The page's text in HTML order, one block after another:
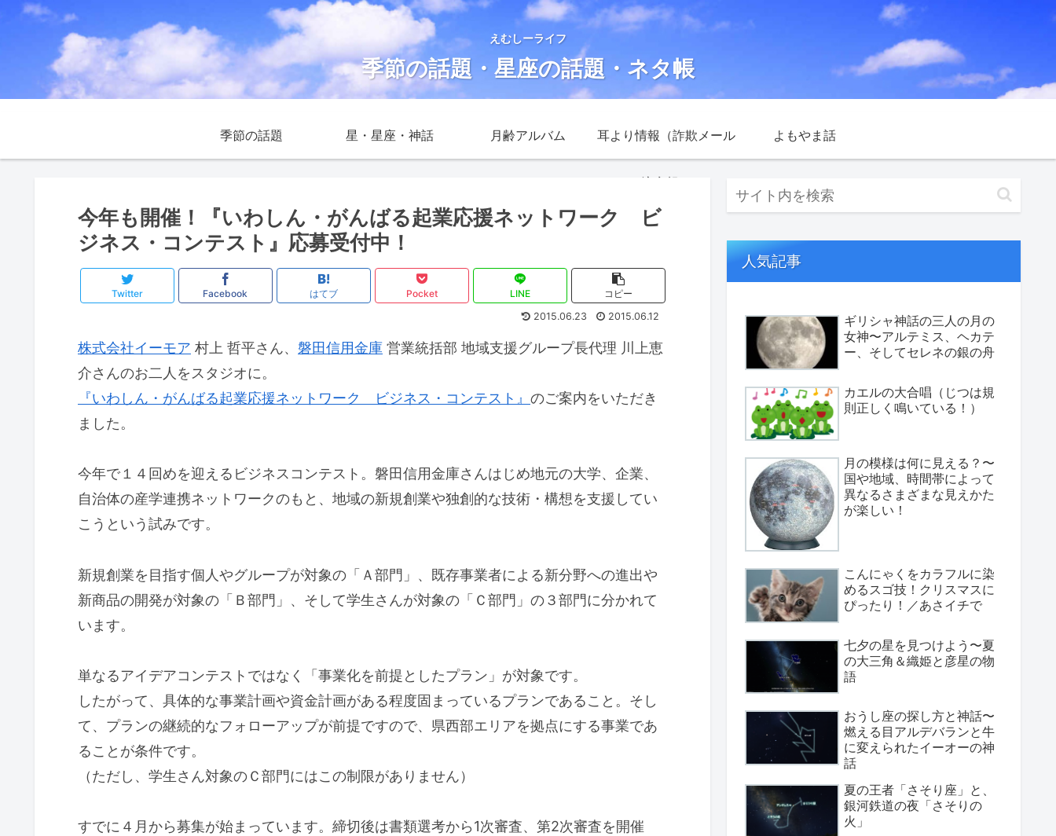
えむしーライフ
季節の話題・星座の話題・ネタ帳
季節の話題 星・星座・神話 月齢アルバム 耳より情報（詐欺メール
注意報）
よもやま話
今年も開催！『いわしん・がんばる起業応援ネットワーク ビ
ジネス・コンテスト』応募受付中！
Twitter Facebook はてブ Pocket LINE
コピー
2015.06.23
2015.06.12
株式会社イーモア 村上 哲平さん、 磐田信用金庫 営業統括部 地域支援グループ長代理 川上恵
介さんのお二人をスタジオに。
『いわしん・がんばる起業応援ネットワーク ビジネス・コンテスト』 のご案内をいただき
ました。
今年で１４回めを迎えるビジネスコンテスト。磐田信用金庫さんはじめ地元の大学、企業、
自治体の産学連携ネットワークのもと、地域の新規創業や独創的な技術・構想を支援してい
こうという試みです。
新規創業を目指す個人やグループが対象の「Ａ部門」、既存事業者による新分野への進出や
新商品の開発が対象の「Ｂ部門」、そして学生さんが対象の「Ｃ部門」の３部門に分かれて
います。
単なるアイデアコンテストではなく「事業化を前提としたプラン」が対象です。
したがって、具体的な事業計画や資金計画がある程度固まっているプランであること。そし
て、プランの継続的なフォローアップが前提ですので、県西部エリアを拠点にする事業であ
ることが条件です。
（ただし、学生さん対象のＣ部門にはこの制限がありません）
すでに４月から募集が始まっています。締切後は書類選考から1次審査、第2次審査を開催
人気記事
ギリシャ神話の三人の月の
女神〜アルテミス、ヘカテ
ー、そしてセレネの銀の舟
カエルの大合唱（じつは規
則正しく鳴いている！）
月の模様は何に見える？〜
国や地域、時間帯によって
異なるさまざまな見えかた
が楽しい！
こんにゃくをカラフルに染
めるスゴ技！クリスマスに
ぴったり！／あさイチで
七夕の星を見つけよう〜夏
の大三角＆織姫と彦星の物
語
おうし座の探し方と神話〜
燃える目アルデバランと牛
に変えられたイーオーの神
話
夏の王者「さそり座」と、
銀河鉄道の夜「さそりの
火」